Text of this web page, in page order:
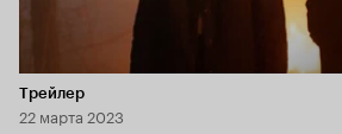
Длительность 59 сек
Трейлер
22 марта 2023